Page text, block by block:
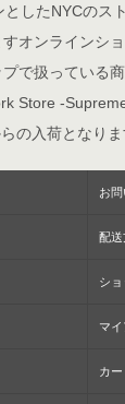
したNYCのス
オンラインショ
で扱っている
Store -
の入荷となりま
お
配送
シ
マイ
カ